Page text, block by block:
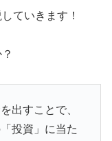
ていきます！
出すことで、
投資」に当た